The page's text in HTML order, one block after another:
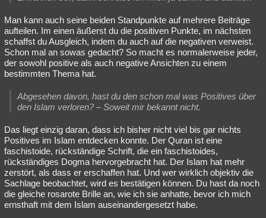
Man kann auch seine beiden Standpunkte auf mehrere Beiträge
aufteilen. Im einen äußerst du die positiven Punkte, im nächsten
schaffst du Ausgleich, indem du auch auf die negativen verweist.
Schon mal an sowas gedacht? So macht es normalerweise jeder,
der sowohl positive als auch negative Ansichten zu einem
bestimmten Thema hat.
Abgesehen davon, hast du den schon mal was Positives über
den Islam verloren? – Soweit mir bekannt nicht.
Das liegt einzig daran, dass ich bisher nicht viel bis gar nichts
Positives im Islam entdecken konnte. Der Quran ist eine
faschistoide, rückständige Schrift, die ein faschistoides,
rückständiges Dogma hervorgebracht hat. Der Islam hat mehr
zerstört, als dass er erschaffen hat. Und wer wirklich objektiv die
Sachlage beobachtet, wird es bestätigen können. Du hast da noch
die gleiche rosarote Brille an, wie ich sie anhatte, bevor ich mich
ernsthaft mit dem Islam auseinandergesetzt habe.